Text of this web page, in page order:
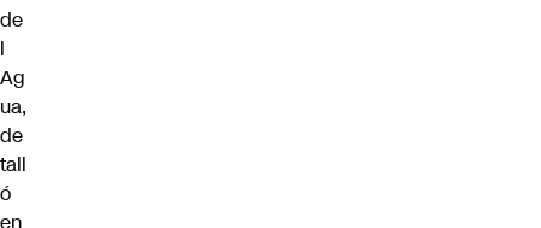
de
l
Ag
ua,
de
tall
ó
en